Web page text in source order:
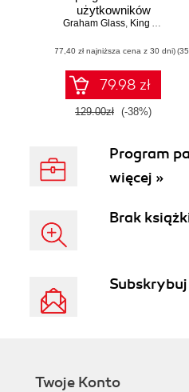
użytkowników
Graham Glass, King Ables
(77,40 zł najniższa cena z 30 dni)
79.98 zł
129.00zł (-38%)
Program
więcej »
Brak
Twoje Konto